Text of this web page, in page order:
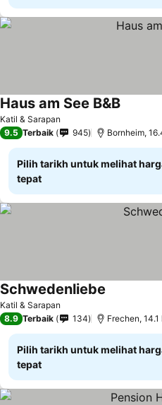
Katil & Sarapan
Haus am See B&B
9.5 Terbaik 945 Bornheim,
Pilih tarikh untuk melihat
tepat
Katil & Sarapan
Schwedenliebe
8.9 Terbaik 134 Frechen,
Pilih tarikh untuk melihat
tepat